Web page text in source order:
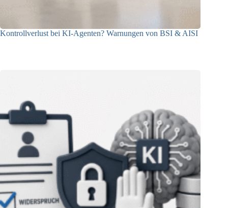
Kontrollverlust bei KI-Agenten? Warnungen von BSI & AISI